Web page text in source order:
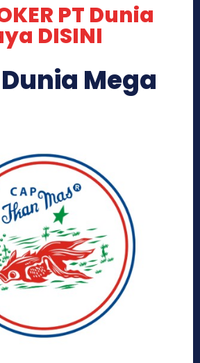
PT Dunia
DISINI
Mega